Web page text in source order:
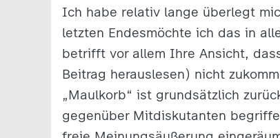
Ich habe relativ lange überlegt
letzten Endesmöchte ich das in
betrifft vor allem Ihre Ansicht,
Beitrag herauslesen) nicht
„Maulkorb“ ist grundsätzlich
gegenüber Mitdiskutanten